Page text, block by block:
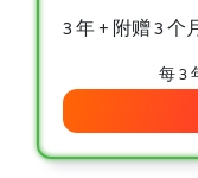
3 年 + 附赠 3 个
每 3